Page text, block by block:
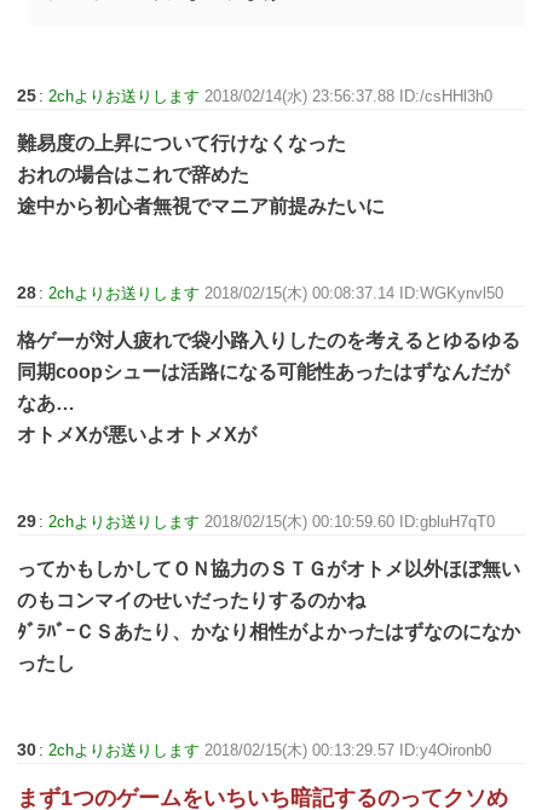
25 :2chよりお送りします 2018/02/14(水) 23:56:37.88 ID:/csHHl3h0
難易度の上昇について行けなくなった
おれの場合はこれで辞めた
途中から初心者無視でマニア前提みたいに
28 :2chよりお送りします 2018/02/15(木) 00:08:37.14 ID:WGKynvl50
格ゲーが対人疲れで袋小路入りしたのを考えるとゆるゆる
同期coopシューは活路になる可能性あったはずなんだが
なあ…
オトメXが悪いよオトメXが
29 :2chよりお送りします 2018/02/15(木) 00:10:59.60 ID:gbluH7qT0
ってかもしかしてＯＮ協力のＳＴＧがオトメ以外ほぼ無い
のもコンマイのせいだったりするのかね
ﾀﾞﾗﾊﾞｰＣＳあたり、かなり相性がよかったはずなのになか
ったし
30 :2chよりお送りします 2018/02/15(木) 00:13:29.57 ID:y4Oironb0
まず1つのゲームをいちいち暗記するのってクソめ